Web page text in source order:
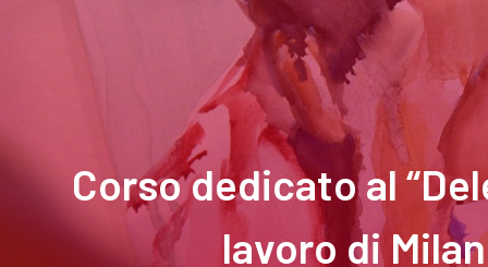
Corso dedicato al
lavoro di